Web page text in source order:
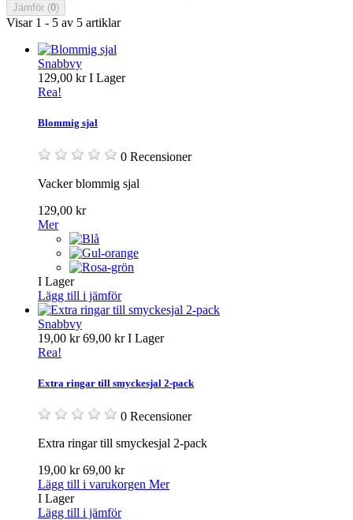
Jämför (0)
Visar 1 - 5 av 5 artiklar
Snabbvy
129,00 krI Lager
Rea!
Blommig sjal
0 Recensioner
Vacker blommig sjal
129,00 kr
Mer
I Lager
Lägg till i jämför
Snabbvy
19,00 kr69,00 krI Lager
Rea!
Extra ringar till smyckesjal 2-pack
0 Recensioner
Extra ringar till smyckesjal 2-pack
19,00 kr69,00 kr
Lägg till i varukorgen Mer
I Lager
Lägg till i jämför